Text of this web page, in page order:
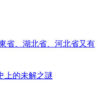
省、湖北省、河北省又有
上的未解之謎